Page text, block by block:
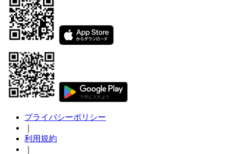
プライバシーポリシー
利用規約